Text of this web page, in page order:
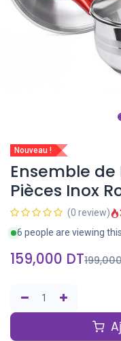
Nouveau !
Ensemble de
Pièces Inox
(0 review)
6 people are viewing
159,000 DT